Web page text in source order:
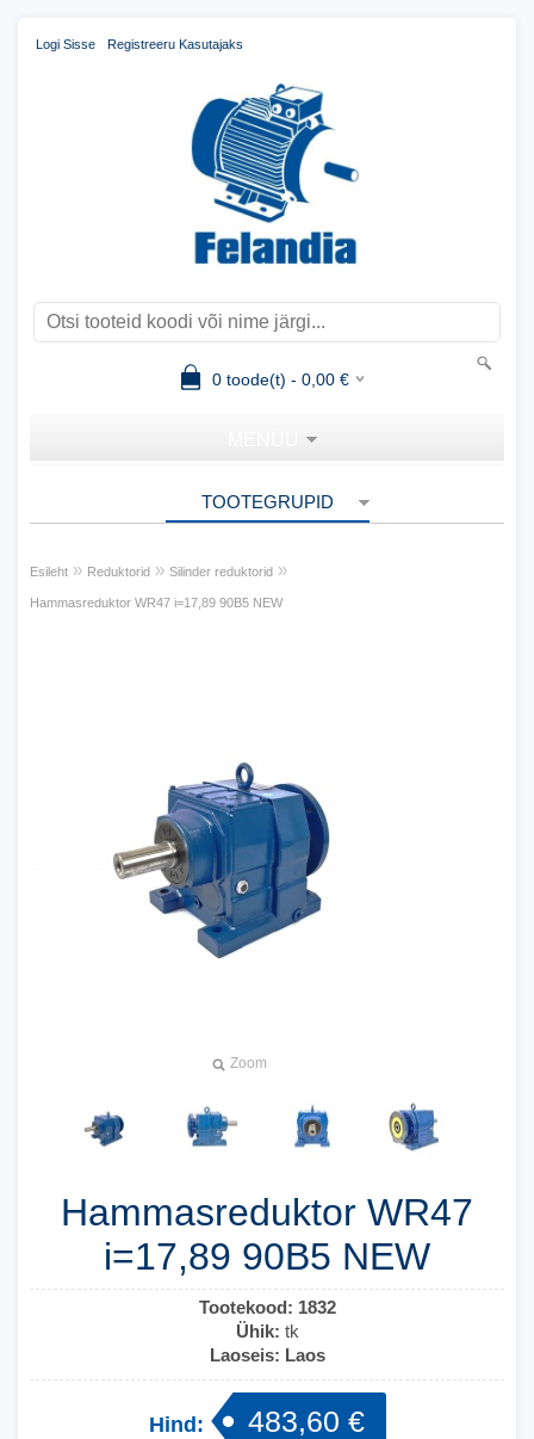
Logi Sisse Registreeru Kasutajaks
0toode(t) - 0,00€
TOOTEGRUPID
Esileht » Reduktorid » Silinder reduktorid »
Hammasreduktor WR47 i=17,89 90B5 NEW
Zoom
Hammasreduktor WR47
i=17,89 90B5 NEW
Tootekood: 1832
Ühik: tk
Laoseis: Laos
Hind: 483,60 €